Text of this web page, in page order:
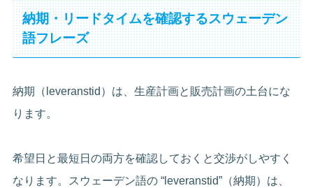
納期・リードタイムを確認するスウェーデン
語フレーズ
納期（leveranstid）は、生産計画と販売計画の土台にな
ります。
希望日と最短日の両方を確認しておくと交渉がしやすく
なります。スウェーデン語の “leveranstid”（納期）は、